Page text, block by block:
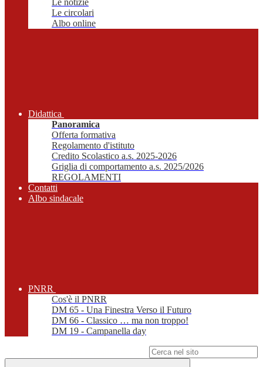
Le notizie
Le circolari
Albo online
Didattica
Panoramica
Offerta formativa
Regolamento d'istituto
Credito Scolastico a.s. 2025-2026
Griglia di comportamento a.s. 2025/2026
REGOLAMENTI
Contatti
Albo sindacale
PNRR
Cos'è il PNRR
DM 65 - Una Finestra Verso il Futuro
DM 66 - Classico … ma non troppo!
DM 19 - Campanella day